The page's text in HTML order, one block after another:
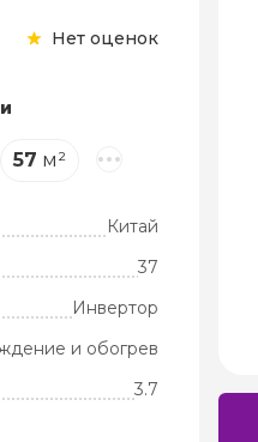
Нет оценок
57 м²
Китай
37
Инвертор
и обогрев
3.7